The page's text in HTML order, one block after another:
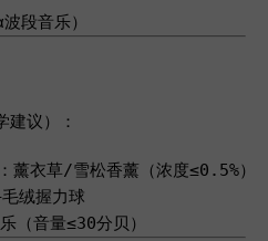
段音乐）
建议）：
衣草/雪松香薰（浓度≤0.5%
绒握力球
（音量≤30分贝）